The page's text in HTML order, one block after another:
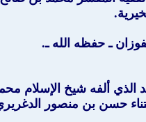
ـ حفظه الله ـ.
الذي ألفه شيخ الإسلام